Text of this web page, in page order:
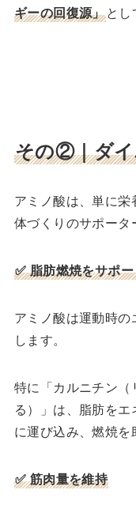
ギーの回復源」とし
その②｜ダ
アミノ酸は、単に
体づくりのサポータ
✅ 脂肪燃焼をサポ
アミノ酸は運動時
します。
特に「カルニチン
る）」は、脂肪を
に運び込み、燃焼を
✅ 筋肉量を維持